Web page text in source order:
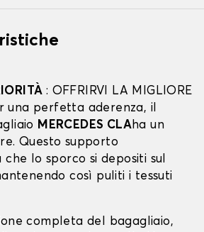
: OFFRIRVI LA MIGLIORE
una perfetta aderenza, il
MERCEDES CLAha un
Questo supporto
lo sporco si depositi sul
così puliti i tessuti
completa del bagagliaio,